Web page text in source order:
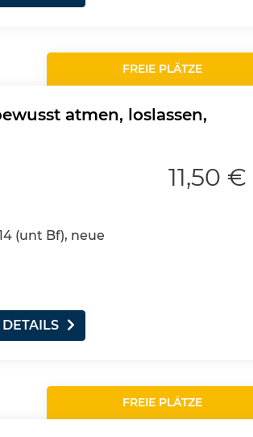
FREIE PLÄTZE
atmen, loslassen,
(unt Bf), neue
11,50 €
FREIE PLÄTZE